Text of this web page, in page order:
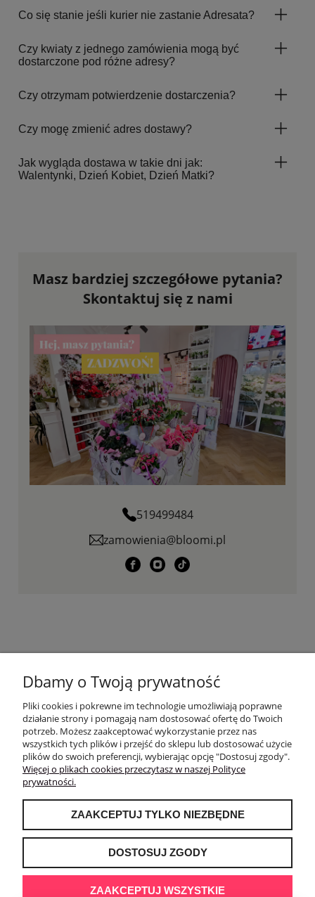
Co się stanie jeśli kurier nie zastanie Adresata?
Czy kwiaty z jednego zamówienia mogą być
dostarczone pod różne adresy?
Czy otrzymam potwierdzenie dostarczenia?
Czy mogę zmienić adres dostawy?
Jak wygląda dostawa w takie dni jak:
Walentynki, Dzień Kobiet, Dzień Matki?
Masz bardziej szczegółowe pytania?
Skontaktuj się z nami
519499484
zamowienia@bloomi.pl
POMOC
INFORMACJE
MOJE KONTO
Dbamy o Twoją prywatność
Pliki cookies i pokrewne im technologie umożliwiają poprawne
działanie strony i pomagają nam dostosować ofertę do Twoich
potrzeb. Możesz zaakceptować wykorzystanie przez nas
wszystkich tych plików i przejść do sklepu lub dostosować użycie
plików do swoich preferencji, wybierając opcję "Dostosuj zgody".
Więcej o plikach cookies przeczytasz w naszej Polityce
prywatności.
ZAAKCEPTUJ TYLKO NIEZBĘDNE
DOSTOSUJ ZGODY
ZAAKCEPTUJ WSZYSTKIE